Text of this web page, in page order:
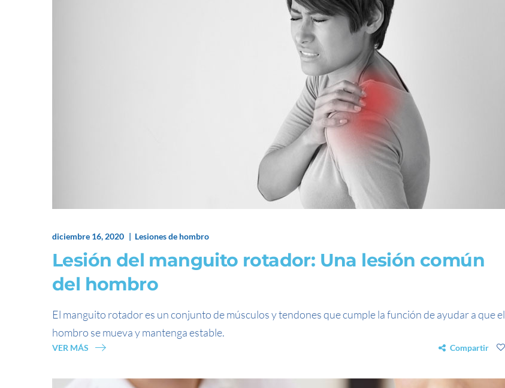
diciembre 16, 2020 Lesiones de hombro
Lesión del manguito rotador: Una lesión común
del hombro
El manguito rotador es un conjunto de músculos y tendones que cumple la función de ayudar a que el
hombro se mueva y mantenga estable.
VER MÁS Compartir